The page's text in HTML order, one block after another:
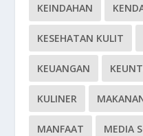
KEINDAHAN
KESEHATAN KULIT
KEUANGAN
KULINER
MANFAAT MEDIA